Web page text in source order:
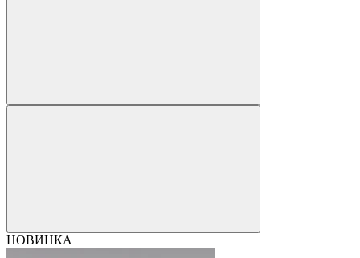
НОВИНКА